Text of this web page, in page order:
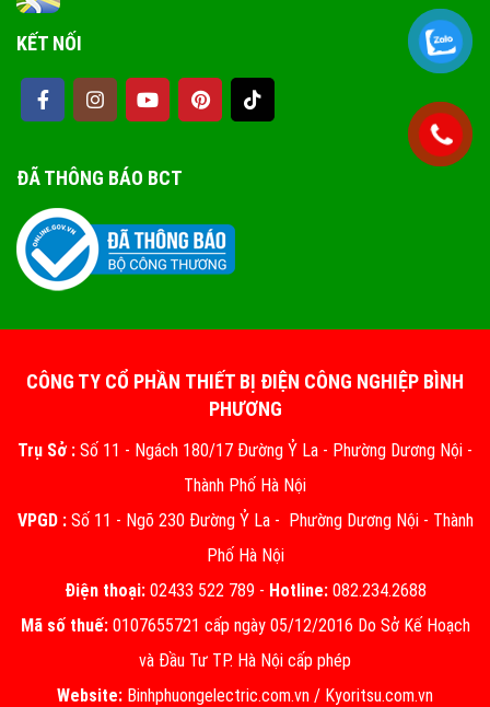
KẾT NỐI
ĐÃ THÔNG BÁO BCT
CÔNG TY CỔ PHẦN THIẾT BỊ ĐIỆN CÔNG NGHIỆP BÌNH
PHƯƠNG
Trụ Sở : Số 11 - Ngách 180/17 Đường Ỷ La - Phường Dương Nội -
Thành Phố Hà Nội
VPGD :Số 11 - Ngõ 230 Đường Ỷ La - Phường Dương Nội - Thành
Phố Hà Nội
Điện thoại:02433 522 789 - Hotline:082.234.2688
Mã số thuế:0107655721 cấp ngày 05/12/2016 Do Sở Kế Hoạch
và Đầu Tư TP. Hà Nội cấp phép
Website: Binhphuongelectric.com.vn / Kyoritsu.com.vn